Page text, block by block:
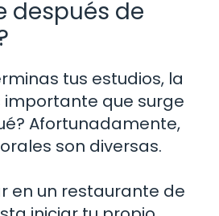
después de
tus estudios, la
que surge
Afortunadamente,
son diversas.
en un restaurante de